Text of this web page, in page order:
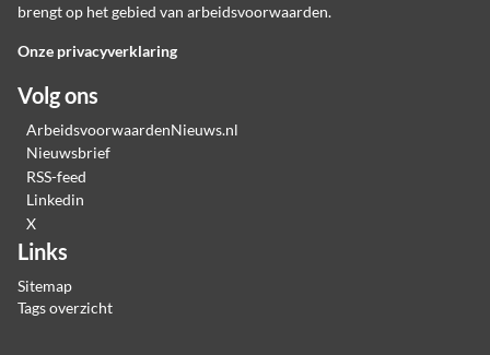
brengt op het gebied van arbeidsvoorwaarden.
Onze privacyverklaring
Volg ons
ArbeidsvoorwaardenNieuws.nl
Nieuwsbrief
RSS-feed
Linkedin
X
Links
Sitemap
Tags overzicht